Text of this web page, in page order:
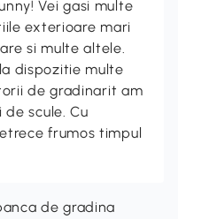
Vei gasi multe
exterioare mari
si multe altele.
dispozitie multe
de gradinarit am
scule. Cu
frumos timpul
de gradina